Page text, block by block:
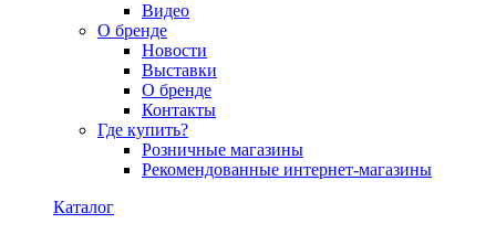
Видео
О бренде
Новости
Выставки
О бренде
Контакты
Где купить?
Розничные магазины
Рекомендованные интернет-магазины
Каталог